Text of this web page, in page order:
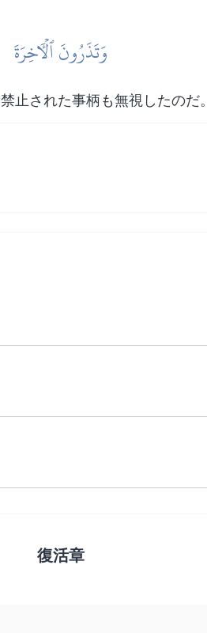
وَتَذَرُونَ ٱلۡأٓخِرَةَ
止された事柄も無視したのだ。
復活章